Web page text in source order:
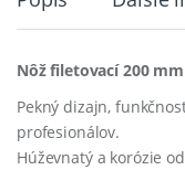
Nôž filetovací 200 mm
Pekný dizajn,
profesionálov.
Húževnatý a korózie